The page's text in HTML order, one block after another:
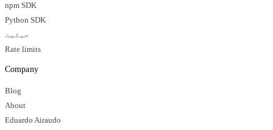
npm SDK
Python SDK
حیثیت
Rate limits
Company
Blog
About
Eduardo Airaudo